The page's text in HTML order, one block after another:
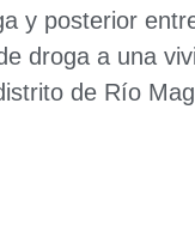
y posterior
droga a una
de Río